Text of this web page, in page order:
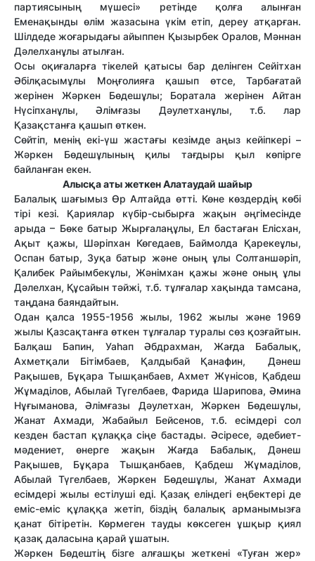
партиясының мүшесі» ретінде қолға алынған
Еменақынды өлім жазасына үкім етіп, дереу атқарған.
Шілдеде жоғарыдағы айыппен Қызырбек Оралов, Мәннан
Дәлелханұлы атылған.
Осы оқиғаларға тікелей қатысы бар делінген Сейітхан
Әбілқасымұлы Моңғолияға қашып өтсе, Тарбағатай
жерінен Жәркен Бөдешұлы; Боратала жерінен Айтан
Нүсіпханұлы, Әлімғазы Дәулетханұлы, т.б. лар
Қазақстанға қашып өткен.
Сөйтіп, менің екі-үш жастағы кезімде аңыз кейіпкері –
Жәркен Бөдешұлының қилы тағдыры қыл көпірге
байланған екен.
Алысқа аты жеткен Алатаудай шайыр
Балалық шағымыз Өр Алтайда өтті. Көне көздердің көбі
тірі кезі. Қариялар күбір-сыбырға жақын әңгімесінде
арыда – Бөке батыр Жырғалаңұлы, Ел бастаған Елісхан,
Ақыт қажы, Шәріпхан Көгедаев, Баймолда Қарекеұлы,
Оспан батыр, Зуқа батыр және оның ұлы Солтаншәріп,
Қалибек Райымбекұлы, Жәнімхан қажы және оның ұлы
Дәлелхан, Құсайын тәйжі, т.б. тұлғалар хақында тамсана,
таңдана баяндайтын.
Одан қалса 1955-1956 жылы, 1962 жылы және 1969
жылы Қазсақтанға өткен тұлғалар туралы сөз қозғайтын.
Балқаш Бапин, Уаһап Әбдрахман, Жағда Бабалық,
Ахметқали Бітімбаев, Қалдыбай Қанафин, Дәнеш
Рақышев, Бұқара Тышқанбаев, Ахмет Жүнісов, Қабдеш
Жұмаділов, Абылай Түгелбаев, Фарида Шарипова, Әмина
Нұғыманова, Әлімғазы Дәулетхан, Жәркен Бөдешұлы,
Жанат Ахмади, Жабайыл Бейсенов, т.б. есімдері сол
кезден бастап құлаққа сіңе бастады. Әсіресе, әдебиет-
мәдениет, өнерге жақын Жағда Бабалық, Дәнеш
Рақышев, Бұқара Тышқанбаев, Қабдеш Жұмаділов,
Абылай Түгелбаев, Жәркен Бөдешұлы, Жанат Ахмади
есімдері жылы естілуші еді. Қазақ еліндегі еңбектері де
еміс-еміс құлаққа жетіп, біздің балалық арманымызға
қанат бітіретін. Көрмеген тауды көксеген ұшқыр қиял
қазақ даласына қарай ұшатын.
Жәркен Бөдештің бізге алғашқы жеткені «Туған жер»